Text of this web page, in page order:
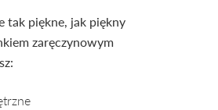
tak piękne, jak piękny
zaręczynowym